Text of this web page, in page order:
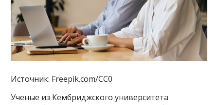
Источник: Freepik.com/CC0
Ученые из Кембриджского университета